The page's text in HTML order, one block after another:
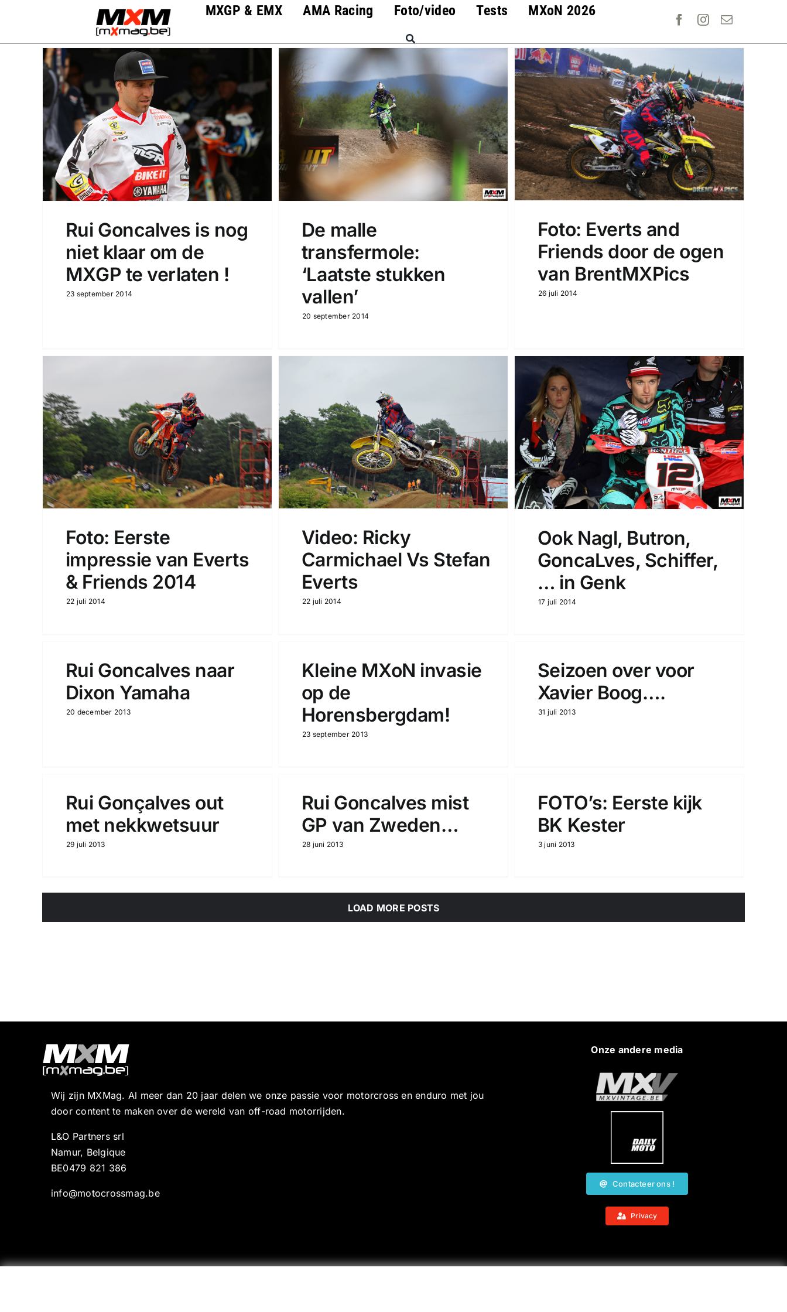
MXGP & EMX AMA Racing Foto/video Tests MXoN 2026
Rui Goncalves is nog
niet klaar om de
MXGP te verlaten !
23 september 2014
De malle
transfermole:
‘Laatste stukken
vallen’
20 september 2014
Foto: Everts and
Friends door de ogen
van BrentMXPics
26 juli 2014
Foto: Eerste
impressie van Everts
& Friends 2014
22 juli 2014
Video: Ricky
Carmichael Vs Stefan
Everts
22 juli 2014
Ook Nagl, Butron,
GoncaLves, Schiffer,
… in Genk
17 juli 2014
Rui Goncalves naar
Dixon Yamaha
20 december 2013
Kleine MXoN invasie
op de
Horensbergdam!
23 september 2013
Seizoen over voor
Xavier Boog….
31 juli 2013
Rui Gonçalves out
met nekkwetsuur
29 juli 2013
Rui Goncalves mist
GP van Zweden…
28 juni 2013
FOTO’s: Eerste kijk
BK Kester
3 juni 2013
LOAD MORE POSTS
Wij zijn MXMag. Al meer dan 20 jaar delen we onze passie voor motorcross en enduro met jou
door content te maken over de wereld van off-road motorrijden.
L&O Partners srl
Namur, Belgique
BE0479 821 386
info@motocrossmag.be
Onze andere media
Contacteer ons !
Privacy